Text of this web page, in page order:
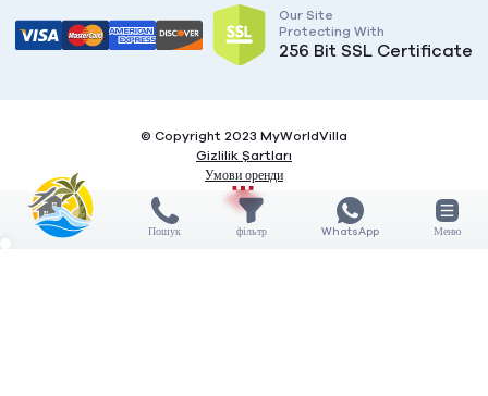
Our Site
Protecting With
256 Bit SSL Certificate
© Copyright 2023 MyWorldVilla
Gizlilik Şartları
Умови оренди
Пошук фільтр WhatsApp Меню